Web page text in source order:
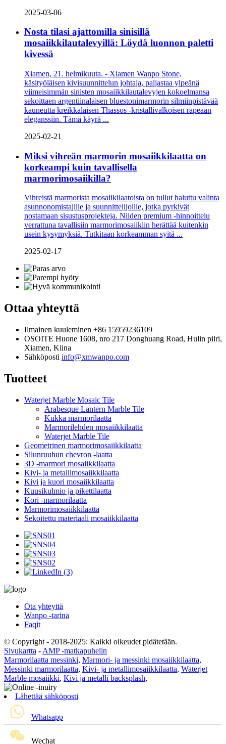
2025-03-06
Nosta tilasi ajattomilla sinisillä
mosaiikkilautalevyillä: Löydä luonnon paletti
kivessä
Xiamen, 21. helmikuuta. - Xiamen Wanpo Stone,
käsityöläisen kivisuunnittelun johtaja, paljastaa ylpeänä
viimeisimmän sinisten mosaiikkilautalevyjen kokoelmansa
sekoittaen argentiinalaisen bluestonimarmorin silmiinpistävää
kauneutta kreikkalaisen Thassos -kristallivalkoisen rapeaan
eleganssiin. Tämä käyrä ...
2025-02-21
Miksi vihreän marmorin mosaiikkilaatta on
korkeampi kuin tavallisella
marmorimosaiikilla?
Vihreistä marmorista mosaiikilaatoista on tullut haluttu valinta
asunnonomistajille ja suunnittelijoille, jotka pyrkivät
nostamaan sisustusprojekteja. Niiden premium -hinnoittelu
verrattuna tavallisiin marmorimosaiikiin herättää kuitenkin
usein kysymyksiä. Tutkitaan korkeamman syitä ...
2025-02-17
Ottaa yhteyttä
Ilmainen kuuleminen +86 15959236109
OSOITE Huone 1608, nro 217 Donghuang Road, Hulin piiri,
Xiamen, Kiina
Sähköposti info@xmwanpo.com
Tuotteet
Waterjet Marble Mosaic Tile
Arabesque Lantern Marble Tile
Kukka marmorilaatta
Marmorilehden mosaiikkilaatta
Waterjet Marble Tile
Geometrinen marmorimosaiikkilaatta
Silunruuhun chevron -laatta
3D -marmori mosaiikkilaatta
Kivi- ja metallimosaiikkilaatta
Kivi ja kuori mosaiikkilaatta
Kuusikulmio ja pikettilaatta
Kori -marmorilaatta
Marmorimosaiikkilaatta
Sekoitettu materiaali mosaiikkilaatta
Ota yhteyttä
Wanpo -tarina
Faqit
© Copyright - 2018-2025: Kaikki oikeudet pidätetään.
Sivukartta - AMP -matkapuhelin
Marmorilaatta messinki, Marmori- ja messinki mosaiikkilaatta,
Messinki marmorilaatta, Kivi- ja metallimosaiikkilaatta, Waterjet
Marble mosaiikki, Kivi ja metalli backsplash,
Lähettää sähköposti
Whatsapp
Wechat